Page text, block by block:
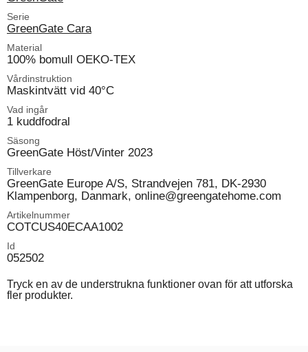
Serie
GreenGate Cara
Material
100% bomull OEKO-TEX
Vårdinstruktion
Maskintvätt vid 40°C
Vad ingår
1 kuddfodral
Säsong
GreenGate Höst/Vinter 2023
Tillverkare
GreenGate Europe A/S, Strandvejen 781, DK-2930
Klampenborg, Danmark, online@greengatehome.com
Artikelnummer
COTCUS40ECAA1002
Id
052502
Tryck en av de understrukna funktioner ovan för att utforska
fler produkter.